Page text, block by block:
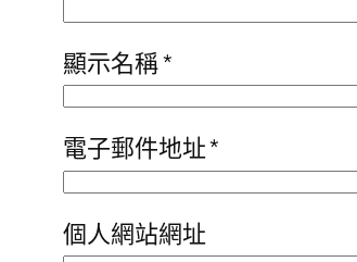
顯示名稱*
電子郵件地址*
個人網站網址